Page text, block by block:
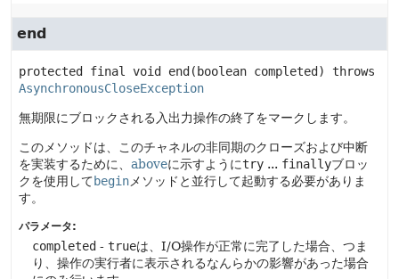
end
protected final void end (boolean completed)
throws
AsynchronousCloseException
無期限にブロックされる入出力操作の終了をマークします。
このメソッドは、このチャネルの非同期のクローズおよび中断
を実装するために、 aboveに示すようにtry ... finallyブロッ
クを使用してbegin メソッドと並行して起動する必要がありま
す。
パラメータ:
completed - trueは、I/O操作が正常に完了した場合、つま
り、操作の実行者に表示されるなんらかの影響があった場合